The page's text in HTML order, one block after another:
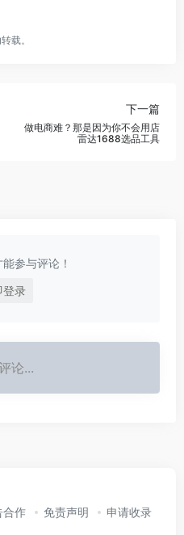
载。
下一篇
做电商难？那是因为你不会用店
雷达1688选品工具
参与评论！
登录
论...
合作 免责声明 申请收录